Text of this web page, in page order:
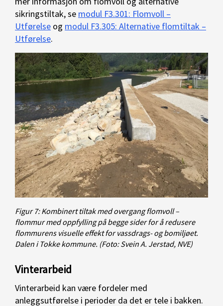
sikringstiltak, se modul F3.301: Flomvoll –
Utførelse og modul F3.305: Alternative flomtiltak –
Utførelse.
Figur 7: Kombinert tiltak med overgang flomvoll –
flommur med oppfylling på begge sider for å redusere
flommurens visuelle effekt for vassdrags- og bomiljøet.
Dalen i Tokke kommune. (Foto: Svein A. Jerstad, NVE)
Vinterarbeid
Vinterarbeid kan være fordeler med
anleggsutførelse i perioder da det er tele i bakken.